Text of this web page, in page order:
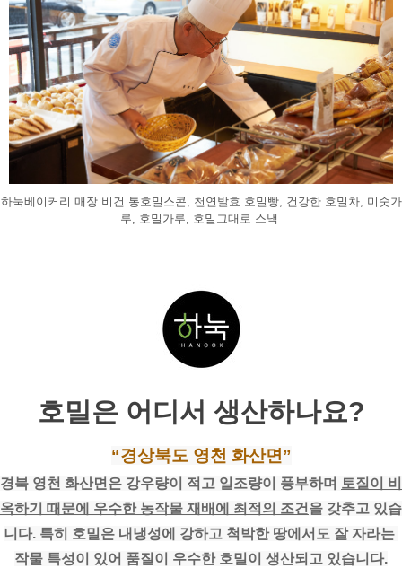
하눅베이커리 매장 비건 통호밀스콘, 천연발효 호밀빵, 건강한 호밀차, 미숫가
루, 호밀가루, 호밀그대로 스낵
호밀은 어디서 생산하나요?
“경상북도 영천 화산면”
경북 영천 화산면은 강우량이 적고 일조량이 풍부하며 토질이 비
옥하기 때문에 우수한 농작물 재배에 최적의 조건 을 갖추고 있습
니다. 특히 호밀은 내냉성에 강하고 척박한 땅에서도 잘 자라는
작물 특성이 있어 품질이 우수한 호밀이 생산되고 있습니다.